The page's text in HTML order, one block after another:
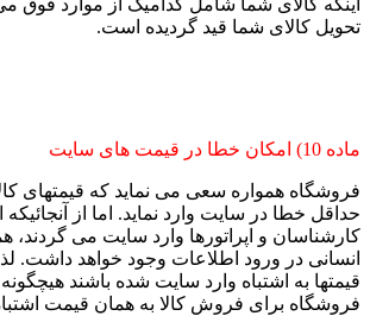
اینکه کالای شما شامل کدامیک از موارد فوق
تحویل کالای شما قید گردیده است.
ماده 10) امکان خطا در قیمت های سایت
فروشگاه همواره سعی می نماید که قیمتهای
حداقل خطا در سایت وارد نماید. اما از
کارشناسان و اپراتورها وارد سایت می گردند،
انسانی در ورود اطلاعات وجود خواهد داشت.
قیمتها به اشتباه وارد سایت شده باشند
فروشگاه برای فروش کالا به همان قیمت اشتباه